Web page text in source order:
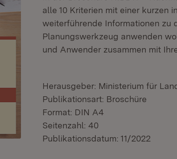
alle 10 Kriterien mit einer kurzen
weiterführende Informationen zu
Planungswerkzeug anwenden
und Anwender zusammen mit
Herausgeber: Ministerium für
Publikationsart: Broschüre
Format: DIN A4
Seitenzahl: 40
Publikationsdatum: 11/2022